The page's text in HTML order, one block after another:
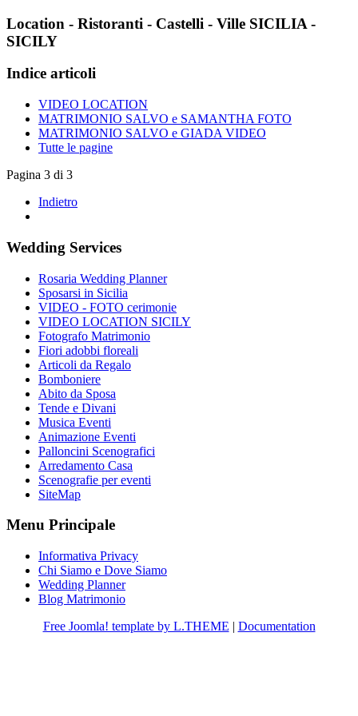
Location - Ristoranti - Castelli - Ville SICILIA -
SICILY
Indice articoli
VIDEO LOCATION
MATRIMONIO SALVO e SAMANTHA FOTO
MATRIMONIO SALVO e GIADA VIDEO
Tutte le pagine
Pagina 3 di 3
Indietro
Wedding Services
Rosaria Wedding Planner
Sposarsi in Sicilia
VIDEO - FOTO cerimonie
VIDEO LOCATION SICILY
Fotografo Matrimonio
Fiori adobbi floreali
Articoli da Regalo
Bomboniere
Abito da Sposa
Tende e Divani
Musica Eventi
Animazione Eventi
Palloncini Scenografici
Arredamento Casa
Scenografie per eventi
SiteMap
Menu Principale
Informativa Privacy
Chi Siamo e Dove Siamo
Wedding Planner
Blog Matrimonio
Free Joomla! template by L.THEME | Documentation